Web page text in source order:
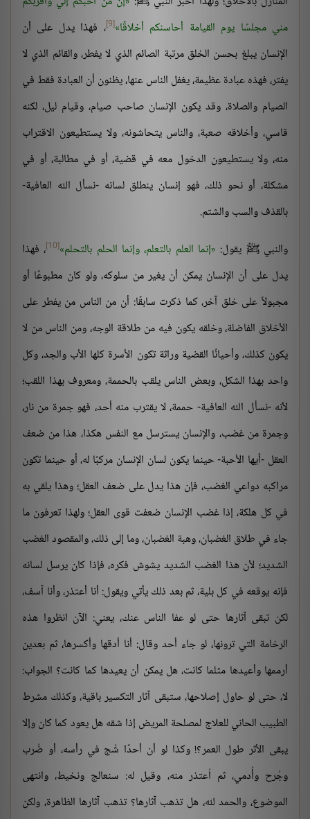
مني مجلسًا يوم القيامة أحاسنكم أخلاقًا [9] ، فهذا يدل على أن
الإنسان يبلغ بحسن الخلق مرتبة الصائم الذي لا يفطر، والقائم الذي لا
يفتر، فهذه عبادة عظيمة، يغفل الناس عنها، يظنون أن العبادة فقط في
الصيام والصلاة، وقد يكون الإنسان صاحب صيام، وقيام ليل، لكنه
قاسي، وأخلاقه صعبة، والناس يتحاشونه، ولا يستطيعون الاقتراب
منه، ولا يستطيعون الدخول معه في قضية، أو في مطالبة، أو في
مشكلة، أو نحو ذلك، فهو إنسان ينطلق لسانه -نسأل الله العافية-
بالقذف والسب والشتم.
والنبي ﷺ يقول: إنما العلم بالتعلم، وإنما الحلم بالتحلم [10]
، فهذا
يدل على أن الإنسان يمكن أن يغير من سلوكه، ولو كان مطبوعًا أو
مجبولاً على خلق آخر، كما ذكرت سابقًا: أن من الناس من يفطر على
الأخلاق الفاضلة، وخلقه يكون فيه من طلاقة الوجه، ومن الناس من لا
يكون كذلك، وأحيانًا القضية وراثة تكون الأسرة كلها الأب والجد، وكل
واحد بهذا الشكل، وبعض الناس يلقب بالحممة، ومعروف بهذا اللقب؛
لأنه -نسأل الله العافية- حممة، لا يقترب منه أحد، فهو جمرة من نار،
وجمرة من غضب، والإنسان يسترسل مع النفس هكذا، هذا من ضعف
العقل -أيها الأحبة- حينما يكون لسان الإنسان مركبًا له، أو حينما تكون
مراكبه دواعي الغضب، فإن هذا يدل على ضعف العقل؛ وهذا يلقي به
في كل هلكة، إذا غضب الإنسان ضعفت قوى العقل؛ ولهذا تعرفون ما
جاء في طلاق الغضبان، وهبة الغضبان، وما إلى ذلك، والمقصود الغضب
الشديد؛ لأن هذا الغضب الشديد يشوش فكره، فإذا كان يرسل لسانه
فإنه يوقعه في كل بلية، ثم بعد ذلك يأتي ويقول: أنا أعتذر، وأنا آسف،
لكن تبقى آثارها حتى لو عفا الناس عنك، يعني: الآن انظروا هذه
الرخامة التي ترونها، لو جاء أحد وقال: أنا أدقها وأكسرها، ثم بعدين
أرممها وأعيدها مثلما كانت، هل يمكن أن يعيدها كما كانت؟ الجواب:
لا، حتى لو حاول إصلاحها، ستبقى آثار التكسير باقية، وكذلك مشرط
الطبيب الحاني للعلاج لمصلحة المريض إذا شقه هل يعود كما كان وإلا
يبقى الأثر طول العمر؟! وكذا لو أن أحدًا شُج في رأسه، أو ضُرب
وجُرح وأُدمي، ثم اُعتذر منه، وقيل له: سنعالج ونخيط، وانتهى
الموضوع، والحمد لله، هل تذهب آثارها؟ تذهب آثارها الظاهرة، ولكن